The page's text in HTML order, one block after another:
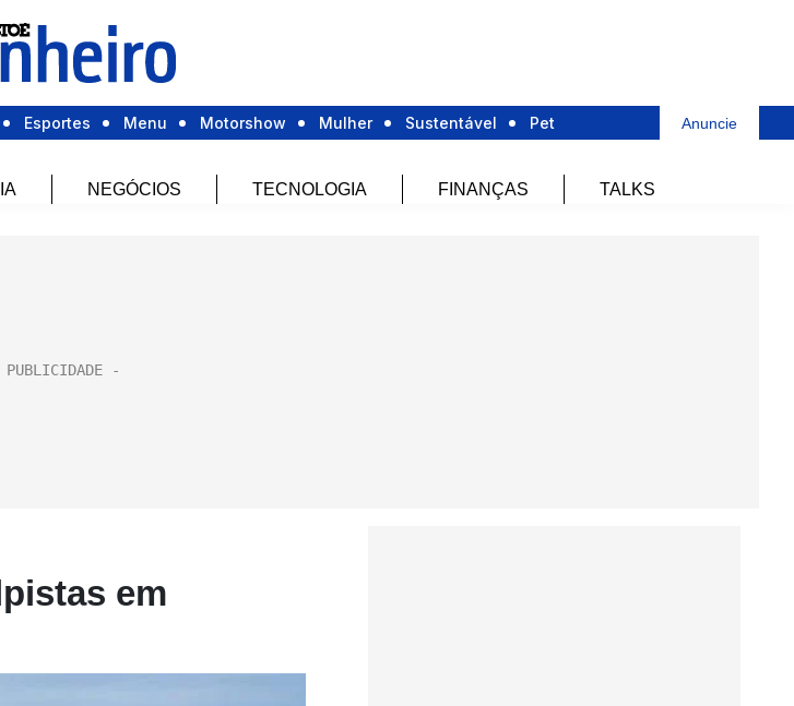
Esportes Menu Motorshow Mulher Sustentável Pet Anuncie
NEGÓCIOS TECNOLOGIA FINANÇAS TALKS
em